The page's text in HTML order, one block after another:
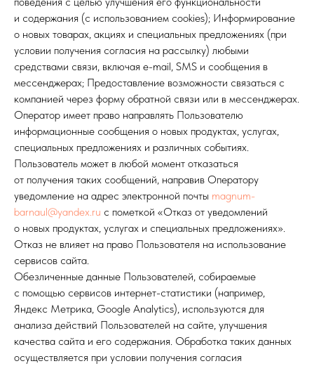
и содержания (с использованием cookies); Информирование
о новых товарах, акциях и специальных предложениях (при
условии получения согласия на рассылку) любыми
средствами связи, включая e-mail, SMS и сообщения в
мессенджерах; Предоставление возможности связаться с
компанией через форму обратной связи или в мессенджерах.
Оператор имеет право направлять Пользователю
информационные сообщения о новых продуктах, услугах,
специальных предложениях и различных событиях.
Пользователь может в любой момент отказаться
от получения таких сообщений, направив Оператору
уведомление на адрес электронной почты magnum-
barnaul@yandex.ru с пометкой «Отказ от уведомлений
о новых продуктах, услугах и специальных предложениях».
Отказ не влияет на право Пользователя на использование
сервисов сайта.
Обезличенные данные Пользователей, собираемые
с помощью сервисов интернет-статистики (например,
Яндекс Метрика, Google Analytics), используются для
анализа действий Пользователей на сайте, улучшения
качества сайта и его содержания. Обработка таких данных
осуществляется при условии получения согласия